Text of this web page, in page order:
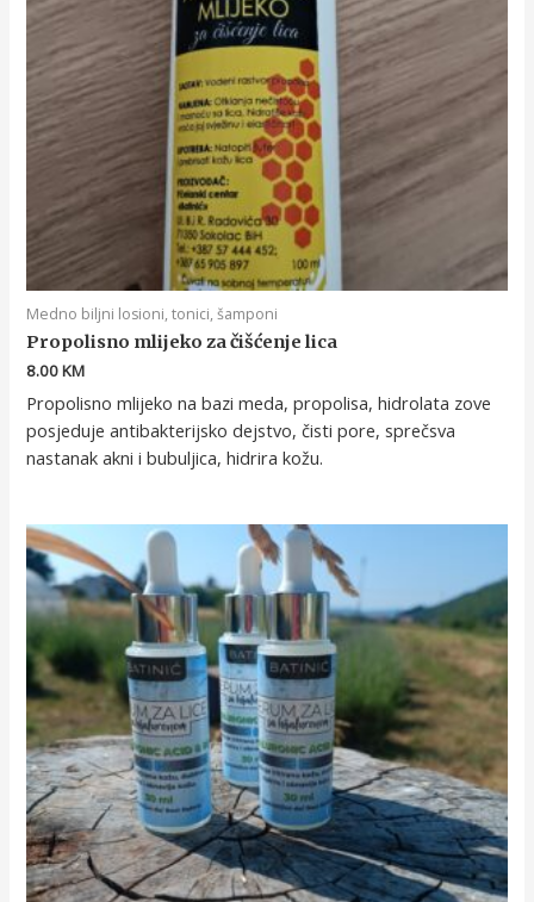
Medno biljni losioni, tonici, šamponi
Propolisno mlijeko za čišćenje lica
8.00KM
Propolisno mlijeko na bazi meda, propolisa, hidrolata zove
posjeduje antibakterijsko dejstvo, čisti pore, sprečsva
nastanak akni i bubuljica, hidrira kožu.